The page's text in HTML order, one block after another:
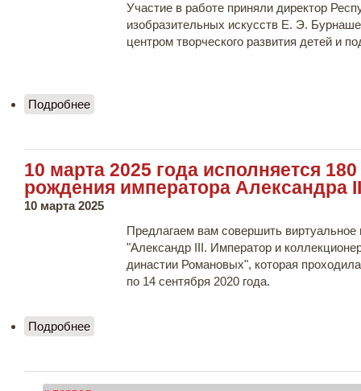
Участие в работе приняли директор
изобразительных искусств Е. Э.
центром творческого развития детей и
Подробнее
10 марта 2025 года исполняется
рождения императора Александра
10 марта 2025
Предлагаем вам совершить виртуальное
"Александр III. Император и
династии Романовых", которая
по 14 сентября 2020 года.
Подробнее